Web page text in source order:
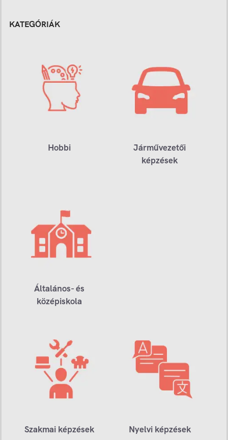
KATEGÓRIÁK
Hobbi
Járművezetői
képzések
Általános- és
középiskola
Szakmai képzések Nyelvi képzések